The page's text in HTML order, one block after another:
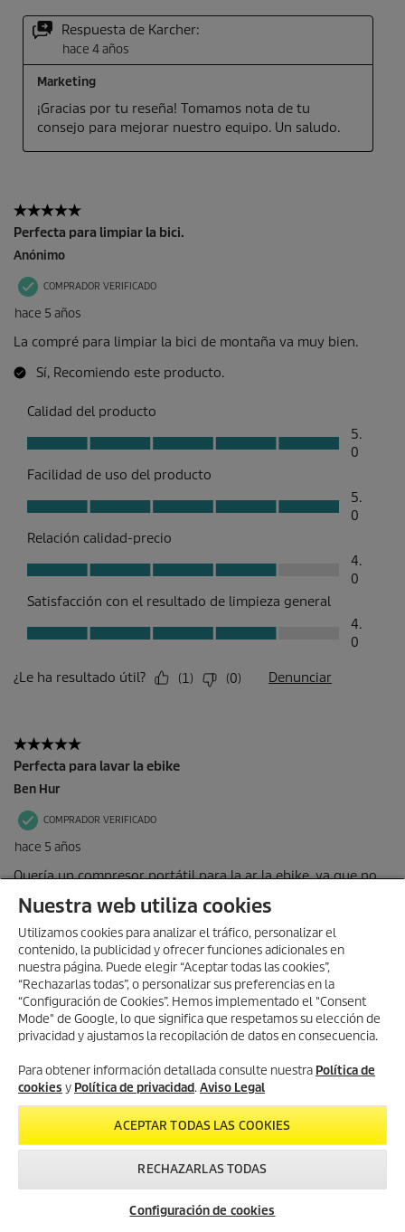
Nuestra web utiliza cookies
Utilizamos cookies para analizar el tráfico, personalizar el
contenido, la publicidad y ofrecer funciones adicionales en
nuestra página. Puede elegir “Aceptar todas las cookies”,
“Rechazarlas todas”, o personalizar sus preferencias en la
“Configuración de Cookies”. Hemos implementado el "Consent
Mode" de Google, lo que significa que respetamos su elección de
privacidad y ajustamos la recopilación de datos en consecuencia.
Para obtener información detallada consulte nuestra Política de
cookies y Política de privacidad.Aviso Legal
ACEPTAR TODAS LAS COOKIES
RECHAZARLAS TODAS
Configuración de cookies